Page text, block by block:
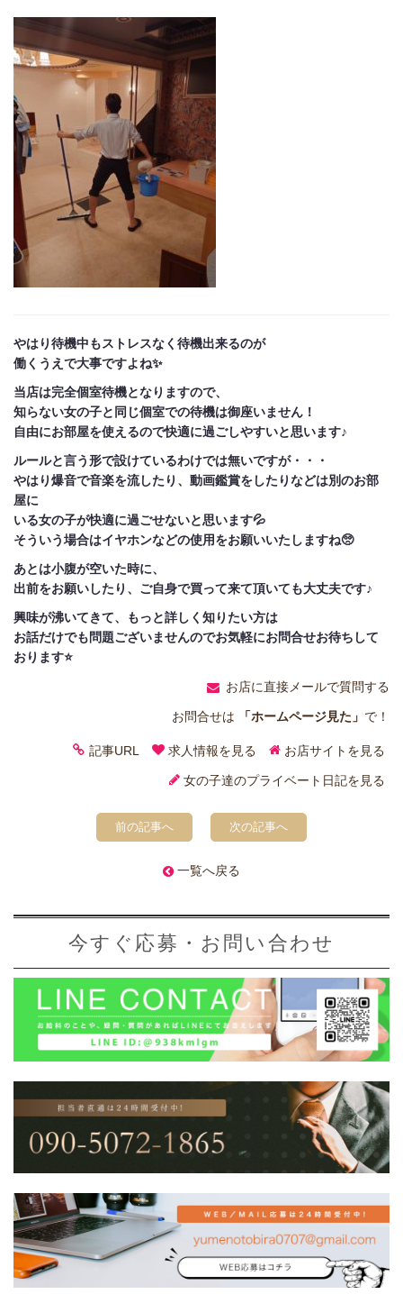
やはり待機中もストレスなく待機出来るのが
働くうえで大事ですよね✨
当店は完全個室待機となりますので、
知らない女の子と同じ個室での待機は御座いません！
自由にお部屋を使えるので快適に過ごしやすいと思います♪
ルールと言う形で設けているわけでは無いですが・・・
やはり爆音で音楽を流したり、動画鑑賞をしたりなどは別のお部
屋に
いる女の子が快適に過ごせないと思います💦
そういう場合はイヤホンなどの使用をお願いいたしますね🥺
あとは小腹が空いた時に、
出前をお願いしたり、ご自身で買って来て頂いても大丈夫です♪
興味が沸いてきて、もっと詳しく知りたい方は
お話だけでも問題ございませんのでお気軽にお問合せお待ちして
おります⭐
お店に直接メールで質問する
お問合せは
「ホームページ見た」 で！
記事URL 求人情報を見る お店サイトを見る
女の子達のプライベート日記を見る
前の記事へ 次の記事へ
一覧へ戻る
今すぐ応募・お問い合わせ